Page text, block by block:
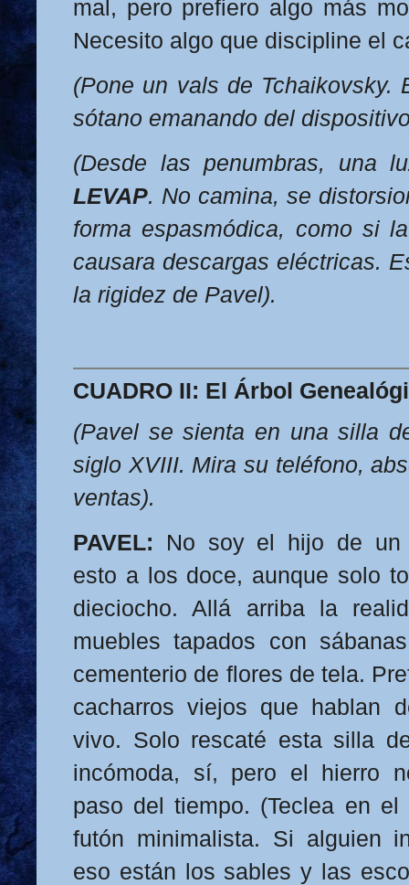
mal, pero prefiero algo más
Necesito algo que discipline el
(Pone un vals de Tchaikovsky.
sótano emanando del
(Desde las penumbras, una
LEVAP. No camina, se
forma espasmódica, como si
causara descargas eléctricas.
la rigidez de Pavel).
CUADRO II: El Árbol
(Pavel se sienta en una silla
siglo XVIII. Mira su teléfono,
ventas).
PAVEL: No soy el hijo de un
esto a los doce, aunque solo
dieciocho. Allá arriba la
muebles tapados con
cementerio de flores de tela.
cacharros viejos que hablan
vivo. Solo rescaté esta silla
incómoda, sí, pero el hierro
paso del tiempo. (Teclea en el
futón minimalista. Si alguien
eso están los sables y las